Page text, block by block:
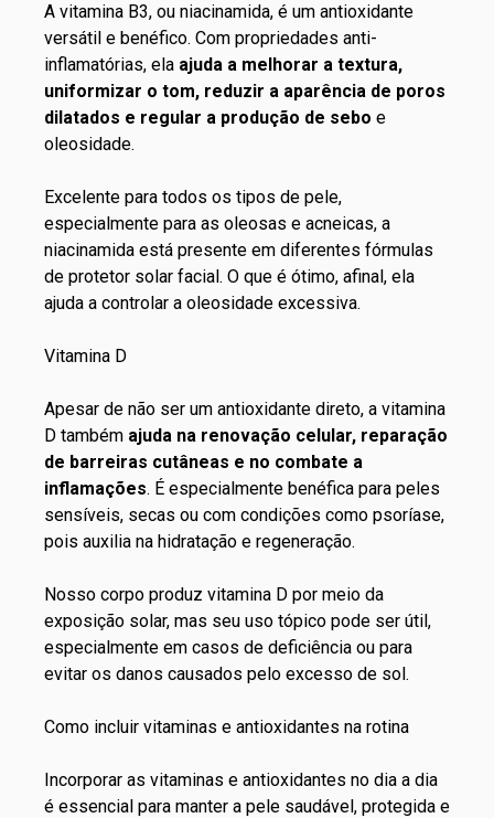
A vitamina B3, ou niacinamida, é um antioxidante
versátil e benéfico. Com propriedades anti-
inflamatórias, ela ajuda a melhorar a textura,
uniformizar o tom, reduzir a aparência de poros
dilatados e regular a produção de sebo e
oleosidade.
Excelente para todos os tipos de pele,
especialmente para as oleosas e acneicas, a
niacinamida está presente em diferentes fórmulas
de protetor solar facial. O que é ótimo, afinal, ela
ajuda a controlar a oleosidade excessiva.
Vitamina D
Apesar de não ser um antioxidante direto, a vitamina
D também ajuda na renovação celular, reparação
de barreiras cutâneas e no combate a
inflamações. É especialmente benéfica para peles
sensíveis, secas ou com condições como psoríase,
pois auxilia na hidratação e regeneração.
Nosso corpo produz vitamina D por meio da
exposição solar, mas seu uso tópico pode ser útil,
especialmente em casos de deficiência ou para
evitar os danos causados pelo excesso de sol.
Como incluir vitaminas e antioxidantes na rotina
Incorporar as vitaminas e antioxidantes no dia a dia
é essencial para manter a pele saudável, protegida e